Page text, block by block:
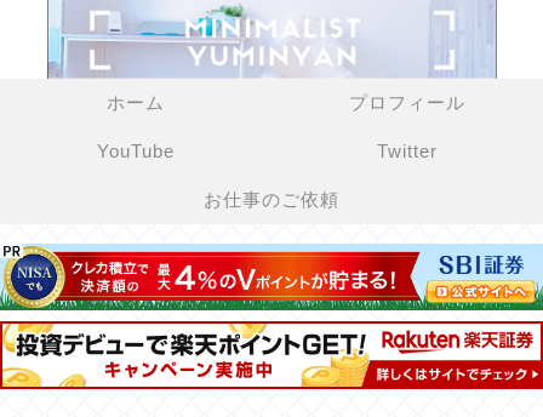
ホーム プロフィール
YouTube Twitter
お仕事のご依頼